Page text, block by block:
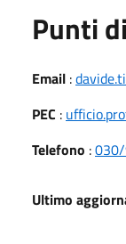
Punti
Email :
PEC :
Telefono :
Ultimo